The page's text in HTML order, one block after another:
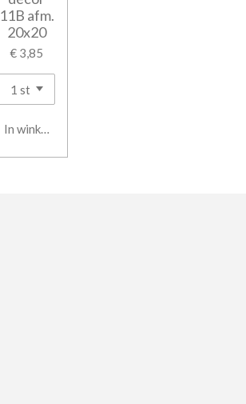
11B afm.
20x20
€ 3,85
In winkelwagen